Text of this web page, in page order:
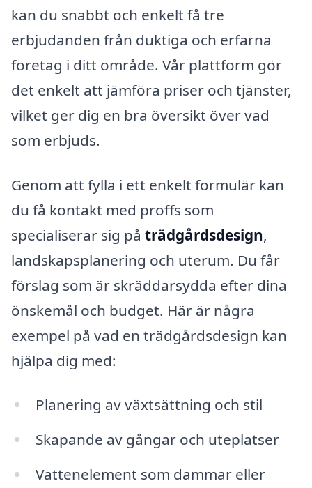
kan du snabbt och enkelt få tre
erbjudanden från duktiga och erfarna
företag i ditt område. Vår plattform gör
det enkelt att jämföra priser och tjänster,
vilket ger dig en bra översikt över vad
som erbjuds.
Genom att fylla i ett enkelt formulär kan
du få kontakt med proffs som
specialiserar sig på trädgårdsdesign,
landskapsplanering och uterum. Du får
förslag som är skräddarsydda efter dina
önskemål och budget. Här är några
exempel på vad en trädgårdsdesign kan
hjälpa dig med:
Planering av växtsättning och stil
Skapande av gångar och uteplatser
Vattenelement som dammar eller